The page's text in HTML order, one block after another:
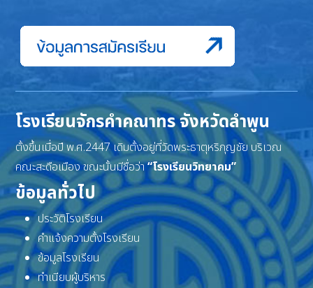
โรงเรียนจักรคำคณาทร จังหวัดลำพูน
ตั้งขึ้นเมื่อปี พ.ศ.2447 เดิมตั้งอยู่ที่วัดพระธาตุหริภุญชัย บริเวณ
คณะสะดือเมือง ขณะนั้นมีชื่อว่า“โรงเรียนวิทยาคม”
ข้อมูลทั่วไป
ประวัติโรงเรียน
คำแจ้งความตั้งโรงเรียน
ข้อมูลโรงเรียน
ทำเนียบผู้บริหาร